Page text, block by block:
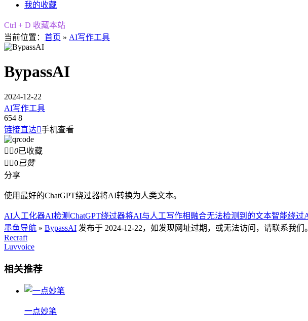
我的收藏
Ctrl + D 收藏本站
当前位置： 首页 » AI写作工具
BypassAI
2024-12-22
AI写作工具
654 8
链接直达手机查看
 0已收藏
 0已赞
分享
使用最好的ChatGPT绕过器将AI转换为人类文本。
AI人工化器AI检测ChatGPT绕过器将AI与人工写作相融合无法检测到的文本智能绕过
墨鱼导航 » BypassAI 发布于 2024-12-22，如发现网址过期，或无法访问，请联系我们。
Recraft
Luvvoice
相关推荐
一点妙笔